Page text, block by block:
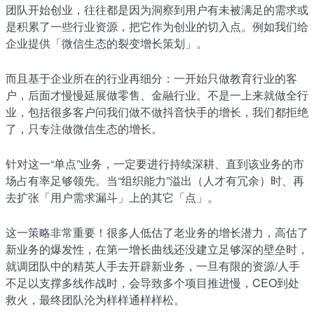
团队开始创业，往往都是因为洞察到用户有未被满足的需求或
是积累了一些行业资源，把它作为创业的切入点。例如我们给
企业提供「微信生态的裂变增长策划」。
而且基于企业所在的行业再细分：一开始只做教育行业的客
户，后面才慢慢延展做零售、金融行业。不是一上来就做全行
业，包括很多客户问我们做不做抖音快手的增长，我们都拒绝
了，只专注做微信生态的增长。
针对这一“单点”业务，一定要进行持续深耕、直到该业务的市
场占有率足够领先。当“组织能力”溢出（人才有冗余）时、再
去扩张「用户需求漏斗」上的其它「点」。
这一策略非常重要！很多人低估了老业务的增长潜力，高估了
新业务的爆发性，在第一增长曲线还没建立足够深的壁垒时，
就调团队中的精英人手去开辟新业务，一旦有限的资源/人手
不足以支撑多线作战时，会导致多个项目推进慢，CEO到处
救火，最终团队沦为样样通样样松。